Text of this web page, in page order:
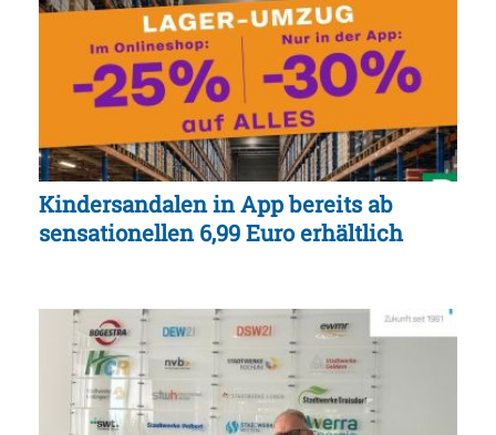
Kindersandalen in App bereits ab
sensationellen 6,99 Euro erhältlich